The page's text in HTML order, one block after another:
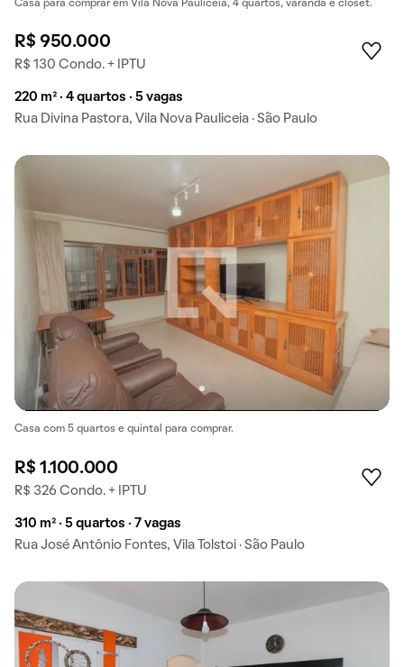
Casa para comprar em Vila Nova Pauliceia, 4 quartos, varanda e closet.
R$ 950.000
R$ 130 Condo. + IPTU
220 m² · 4 quartos · 5 vagas
Rua Divina Pastora, Vila Nova Pauliceia · São Paulo
Casa com 5 quartos e quintal para comprar.
R$ 1.100.000
R$ 326 Condo. + IPTU
310 m² · 5 quartos · 7 vagas
Rua José Antônio Fontes, Vila Tolstoi · São Paulo